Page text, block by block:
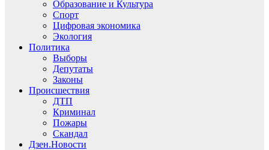
Образование и Культура
Спорт
Цифровая экономика
Экология
Политика
Выборы
Депутаты
Законы
Происшествия
ДТП
Криминал
Пожары
Скандал
Дзен.Новости